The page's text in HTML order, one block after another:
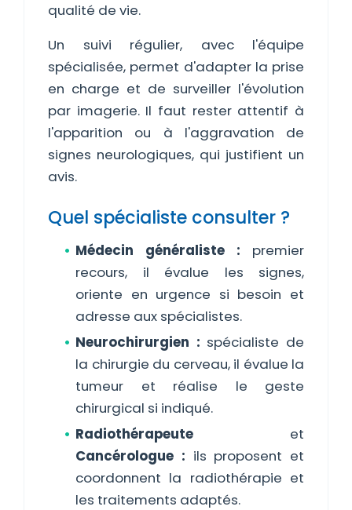
qualité de vie.
Un suivi régulier, avec l'équipe
spécialisée, permet d'adapter la prise
en charge et de surveiller l'évolution
par imagerie. Il faut rester attentif à
l'apparition ou à l'aggravation de
signes neurologiques, qui justifient un
avis.
Quel spécialiste consulter ?
Médecin généraliste : premier
recours, il évalue les signes,
oriente en urgence si besoin et
adresse aux spécialistes.
Neurochirurgien : spécialiste de
la chirurgie du cerveau, il évalue la
tumeur et réalise le geste
chirurgical si indiqué.
Radiothérapeute et
Cancérologue : ils proposent et
coordonnent la radiothérapie et
les traitements adaptés.